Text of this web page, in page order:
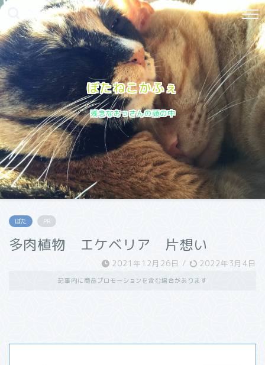
ぼたねこかふぇ
残念なおっさんの頭の中
ぼた PR
多肉植物 エケベリア 片想い
2021年12月26日 / 2022年3月4日
記事内に商品プロモーションを含む場合があります